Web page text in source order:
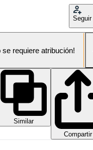
Seguir
se requiere atribución!
Similar
Compartir